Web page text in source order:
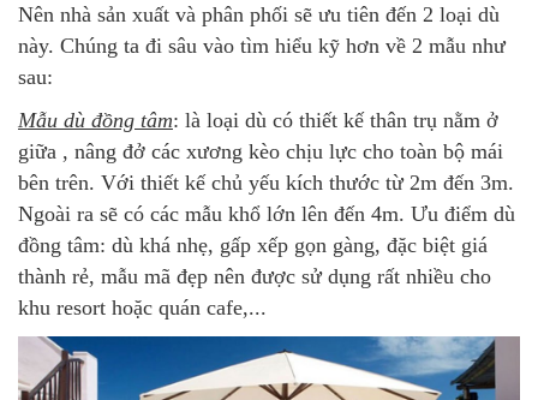
Nên nhà sản xuất và phân phối sẽ ưu tiên đến 2 loại dù
này. Chúng ta đi sâu vào tìm hiểu kỹ hơn về 2 mẫu như
sau:
Mẫu dù đồng tâm: là loại dù có thiết kế thân trụ nằm ở
giữa , nâng đở các xương kèo chịu lực cho toàn bộ mái
bên trên. Với thiết kế chủ yếu kích thước từ 2m đến 3m.
Ngoài ra sẽ có các mẫu khổ lớn lên đến 4m. Ưu điểm dù
đồng tâm: dù khá nhẹ, gấp xếp gọn gàng, đặc biệt giá
thành rẻ, mẫu mã đẹp nên được sử dụng rất nhiều cho
khu resort hoặc quán cafe,...